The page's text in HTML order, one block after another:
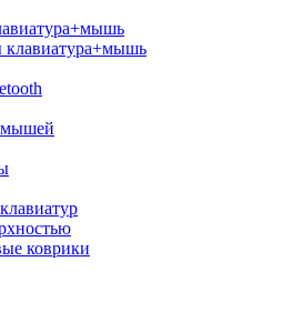
клавиатура+мышь
мышей
коврики